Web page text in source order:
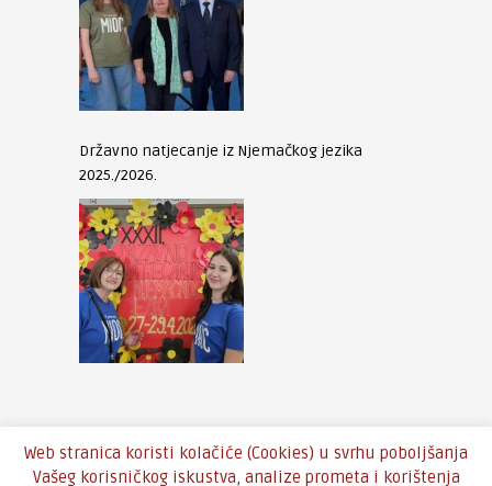
Državno natjecanje iz Njemačkog jezika
2025./2026.
Web stranica koristi kolačiće (Cookies) u svrhu poboljšanja
Vašeg korisničkog iskustva, analize prometa i korištenja